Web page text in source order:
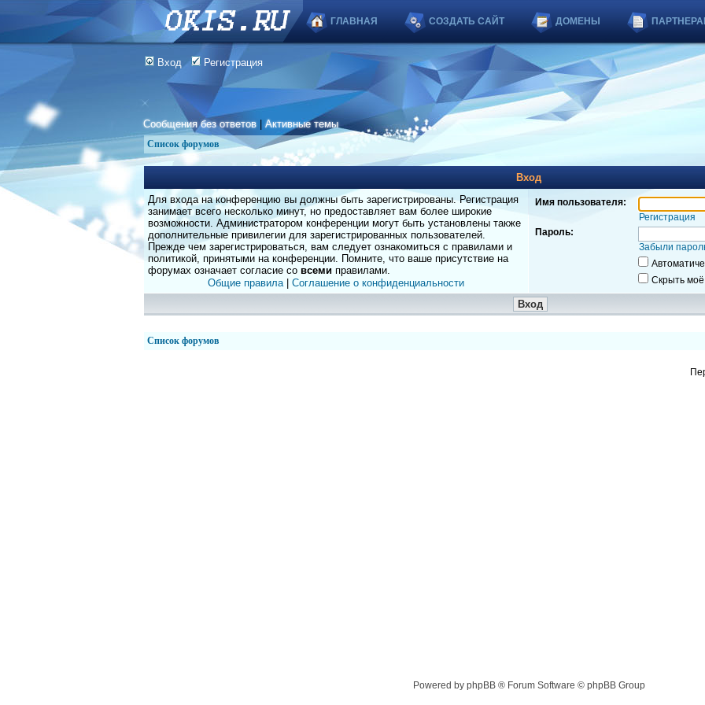
ГЛАВНАЯ СОЗДАТЬ САЙТ ДОМЕНЫ
Вход Регистрация
Сообщения без ответов |Активные темы
Список форумов
Вход
Для входа на конференцию вы должны быть зарегистрированы. Регистрация
занимает всего несколько минут, но предоставляет вам более широкие
возможности. Администратором конференции могут быть установлены также
дополнительные привилегии для зарегистрированных пользователей.
Прежде чем зарегистрироваться, вам следует ознакомиться с правилами и
политикой, принятыми на конференции. Помните, что ваше присутствие на
форумах означает согласие со всеми правилами.
Общие правила| Соглашение о конфиденциальности
Имя пользователя:
Регистрация
Пароль:
Забыли
Скрыть
Список форумов
Powered by phpBB ® Forum Software © phpBB Group